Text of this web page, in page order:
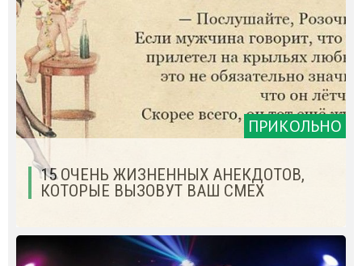
ПРИКОЛЬНО
15 ОЧЕНЬ ЖИЗНЕННЫХ АНЕКДОТОВ,
КОТОРЫЕ ВЫЗОВУТ ВАШ СМЕХ